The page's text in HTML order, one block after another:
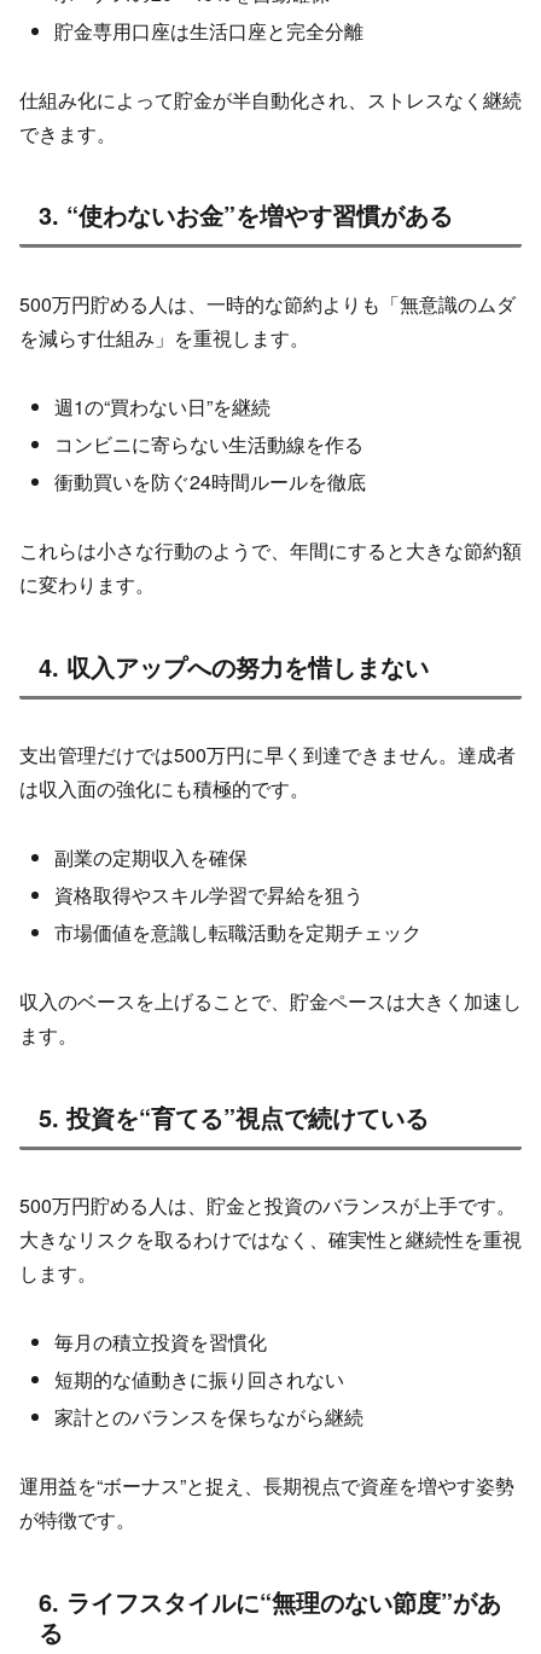
貯金専用口座は生活口座と完全分離
仕組み化によって貯金が半自動化され、ストレスなく継続
できます。
3. “使わないお金”を増やす習慣がある
500万円貯める人は、一時的な節約よりも「無意識のムダ
を減らす仕組み」を重視します。
週1の“買わない日”を継続
コンビニに寄らない生活動線を作る
衝動買いを防ぐ24時間ルールを徹底
これらは小さな行動のようで、年間にすると大きな節約額
に変わります。
4. 収入アップへの努力を惜しまない
支出管理だけでは500万円に早く到達できません。達成者
は収入面の強化にも積極的です。
副業の定期収入を確保
資格取得やスキル学習で昇給を狙う
市場価値を意識し転職活動を定期チェック
収入のベースを上げることで、貯金ペースは大きく加速し
ます。
5. 投資を“育てる”視点で続けている
500万円貯める人は、貯金と投資のバランスが上手です。
大きなリスクを取るわけではなく、確実性と継続性を重視
します。
毎月の積立投資を習慣化
短期的な値動きに振り回されない
家計とのバランスを保ちながら継続
運用益を“ボーナス”と捉え、長期視点で資産を増やす姿勢
が特徴です。
6. ライフスタイルに“無理のない節度”があ
る